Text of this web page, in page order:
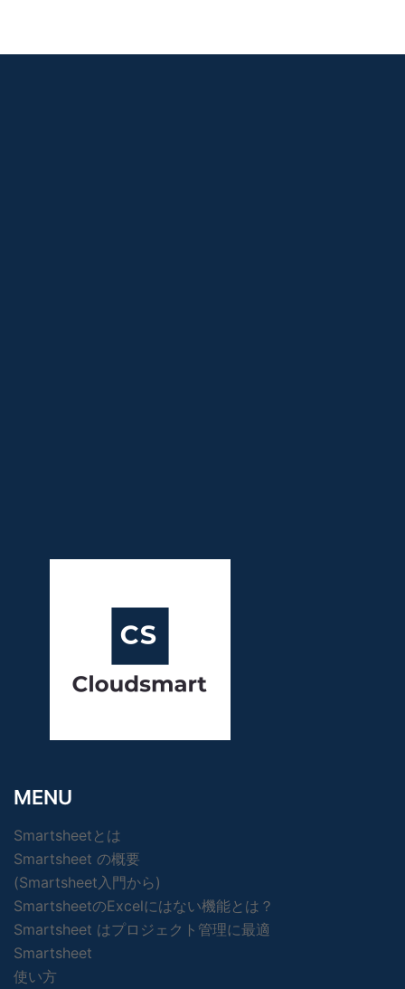
MENU
Smartsheetとは
Smartsheet の概要
(Smartsheet入門から)
SmartsheetのExcelにはない機能とは？
Smartsheet はプロジェクト管理に最適
Smartsheet
使い方